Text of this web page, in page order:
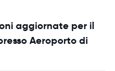
aggiornate per il
Aeroporto di